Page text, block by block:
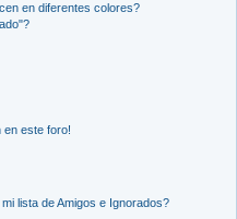
en diferentes colores?
en este foro!
lista de Amigos e Ignorados?